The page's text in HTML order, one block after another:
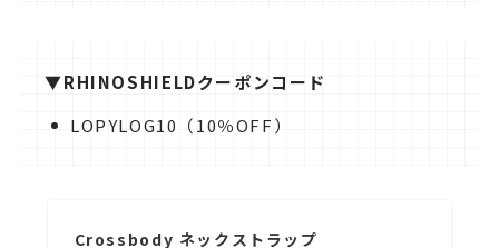
▼RHINOSHIELDクーポンコード
LOPYLOG10（10％OFF）
Crossbody ネックストラップ